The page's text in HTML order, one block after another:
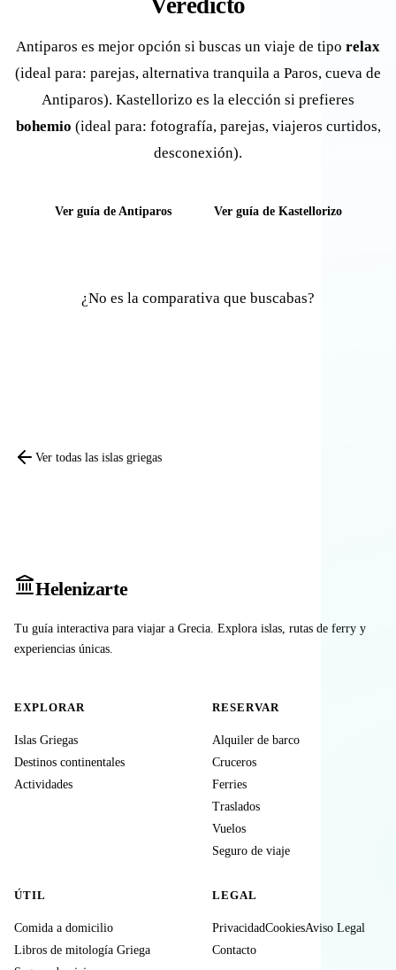
Veredicto
Antiparos es mejor opción si buscas un viaje de tipo relax
(ideal para: parejas, alternativa tranquila a Paros, cueva de
Antiparos). Kastellorizo es la elección si prefieres
bohemio (ideal para: fotografía, parejas, viajeros curtidos,
desconexión).
Ver guía de Antiparos Ver guía de Kastellorizo
¿No es la comparativa que buscabas?
Ver todas las islas griegas
Helenizarte
Tu guía interactiva para viajar a Grecia. Explora islas, rutas de ferry y
experiencias únicas.
EXPLORAR
Islas Griegas
Destinos continentales
Actividades
RESERVAR
Alquiler de barco
Cruceros
Ferries
Traslados
Vuelos
Seguro de viaje
ÚTIL
Comida a domicilio
Libros de mitología Griega
LEGAL
PrivacidadCookiesAviso Legal
Contacto